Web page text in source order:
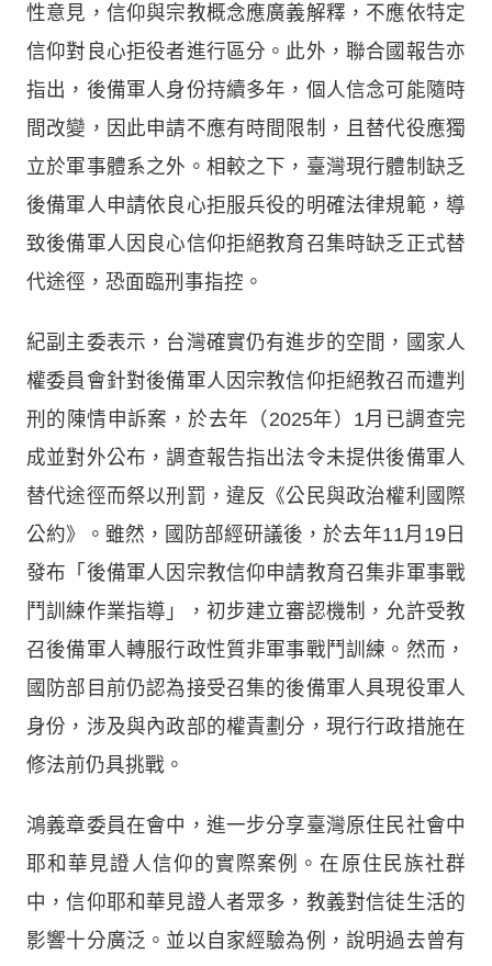
性意見，信仰與宗教概念應廣義解釋，不應依特定
信仰對良心拒役者進行區分。此外，聯合國報告亦
指出，後備軍人身份持續多年，個人信念可能隨時
間改變，因此申請不應有時間限制，且替代役應獨
立於軍事體系之外。相較之下，臺灣現行體制缺乏
後備軍人申請依良心拒服兵役的明確法律規範，導
致後備軍人因良心信仰拒絕教育召集時缺乏正式替
代途徑，恐面臨刑事指控。
紀副主委表示，台灣確實仍有進步的空間，國家人
權委員會針對後備軍人因宗教信仰拒絕教召而遭判
刑的陳情申訴案，於去年（2025年）1月已調查完
成並對外公布，調查報告指出法令未提供後備軍人
替代途徑而祭以刑罰，違反《公民與政治權利國際
公約》。雖然，國防部經研議後，於去年11月19日
發布「後備軍人因宗教信仰申請教育召集非軍事戰
鬥訓練作業指導」，初步建立審認機制，允許受教
召後備軍人轉服行政性質非軍事戰鬥訓練。然而，
國防部目前仍認為接受召集的後備軍人具現役軍人
身份，涉及與內政部的權責劃分，現行行政措施在
修法前仍具挑戰。
鴻義章委員在會中，進一步分享臺灣原住民社會中
耶和華見證人信仰的實際案例。在原住民族社群
中，信仰耶和華見證人者眾多，教義對信徒生活的
影響十分廣泛。並以自家經驗為例，說明過去曾有